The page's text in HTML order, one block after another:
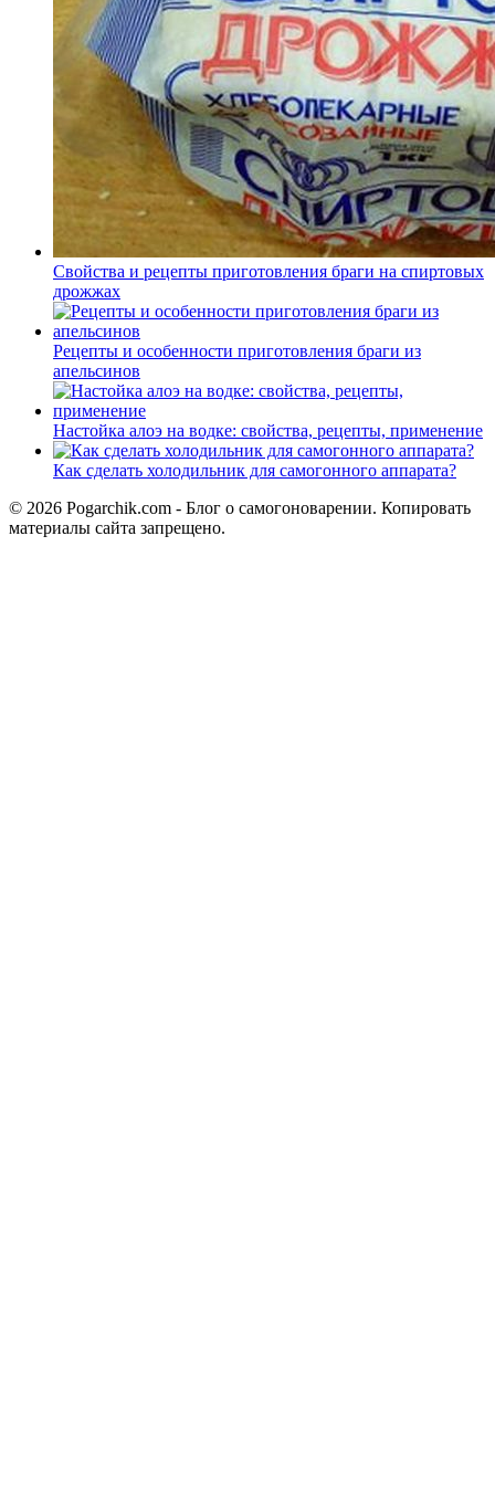
Свойства и рецепты приготовления браги на спиртовых
дрожжах
Рецепты и особенности приготовления браги из
апельсинов
Настойка алоэ на водке: свойства, рецепты, применение
Как сделать холодильник для самогонного аппарата?
© 2026 Pogarchik.com - Блог о самогоноварении. Копировать
материалы сайта запрещено.